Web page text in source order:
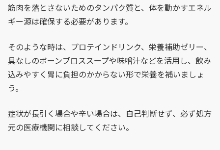
筋肉を落とさないためのタンパク質と、体を動かすエネル
ギー源は確保する必要があります。
そのような時は、プロテインドリンク、栄養補助ゼリー、
具なしのボーンブロススープや味噌汁などを活用し、飲み
込みやすく胃に負担のかからない形で栄養を補いましょ
う。
症状が長引く場合や辛い場合は、自己判断せず、必ず処方
元の医療機関に相談してください。